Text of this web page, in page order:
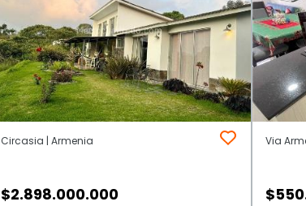
Circasia | Armenia
$2.898.000.000
Via
$